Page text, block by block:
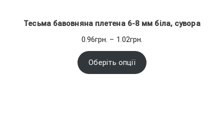
Тесьма бавовняна плетена 6-8 мм біла, сувора
0.96грн. – 1.02грн.
від
0.96грн.
Оберіть опції